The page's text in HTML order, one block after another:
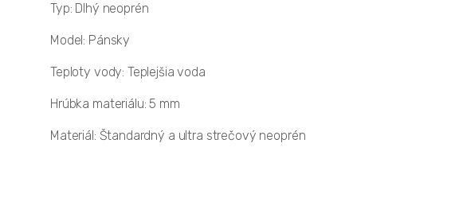
Typ: Dlhý neoprén
Model: Pánsky
Teploty vody: Teplejšia voda
Hrúbka materiálu: 5 mm
Materiál: Štandardný a ultra strečový neoprén